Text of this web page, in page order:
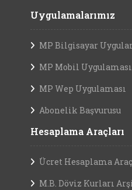
Uygulamalarımız
MP Bilgisayar
MP Mobil Uygulaması
MP Wep Uygulaması
Abonelik Başvurusu
Hesaplama Araçları
Ücret Hesaplama
M.B. Döviz Kurları